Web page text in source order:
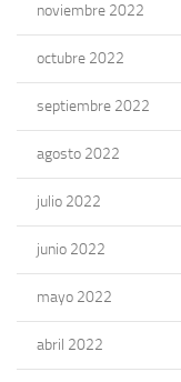
noviembre 2022
octubre 2022
septiembre 2022
agosto 2022
julio 2022
junio 2022
mayo 2022
abril 2022